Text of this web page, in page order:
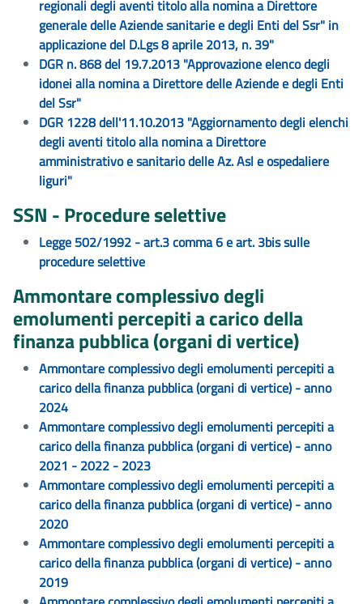
regionali degli aventi titolo alla nomina a Direttore
generale delle Aziende sanitarie e degli Enti del Ssr" in
applicazione del D.Lgs 8 aprile 2013, n. 39"
DGR n. 868 del 19.7.2013 "Approvazione elenco degli
idonei alla nomina a Direttore delle Aziende e degli Enti
del Ssr"
DGR 1228 dell'11.10.2013 "Aggiornamento degli elenchi
degli aventi titolo alla nomina a Direttore
amministrativo e sanitario delle Az. Asl e ospedaliere
liguri"
SSN - Procedure selettive
Legge 502/1992 - art.3 comma 6 e art. 3bis sulle
procedure selettive
Ammontare complessivo degli
emolumenti percepiti a carico della
finanza pubblica (organi di vertice)
Ammontare complessivo degli emolumenti percepiti a
carico della finanza pubblica (organi di vertice) - anno
2024
Ammontare complessivo degli emolumenti percepiti a
carico della finanza pubblica (organi di vertice) - anno
2021 - 2022 - 2023
Ammontare complessivo degli emolumenti percepiti a
carico della finanza pubblica (organi di vertice) - anno
2020
Ammontare complessivo degli emolumenti percepiti a
carico della finanza pubblica (organi di vertice) - anno
2019